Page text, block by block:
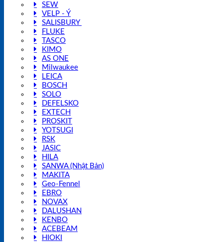
SEW
VELP - Ý
SALISBURY
FLUKE
TASCO
KIMO
AS ONE
Milwaukee
LEICA
BOSCH
SOLO
DEFELSKO
EXTECH
PROSKIT
YOTSUGI
RSK
JASIC
HILA
SANWA (Nhật Bản)
MAKITA
Geo-Fennel
EBRO
NOVAX
DALUSHAN
KENBO
ACEBEAM
HIOKI